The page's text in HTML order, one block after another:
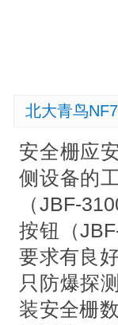
北大青鸟
安全栅应
侧设备的
（JBF-
按钮（
要求有良
只防爆探
装安全栅